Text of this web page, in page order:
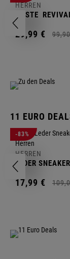
HERREN
WESTE
29,99 € 99,90
11 EURO
-83%
HERREN
LEDER SNEAKER
17,99 € 109,